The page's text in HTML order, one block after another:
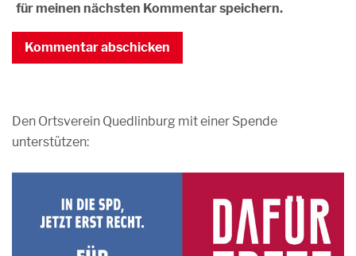
für meinen nächsten Kommentar speichern.
Den Ortsverein Quedlinburg mit einer Spende
unterstützen: